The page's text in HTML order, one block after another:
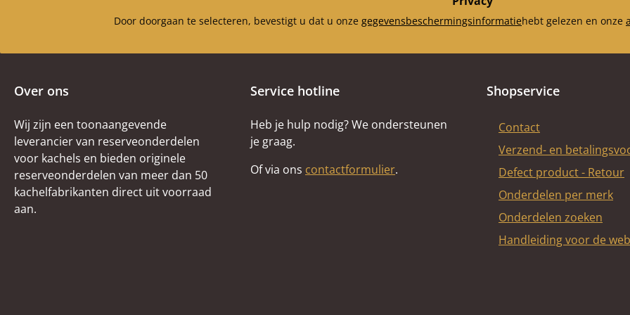
Door doorgaan te selecteren, bevestigt u dat u onze gegevensbeschermingsinformatiehebt gelezen en onze
Over ons
Wij zijn een toonaangevende
leverancier van reserveonderdelen
voor kachels en bieden originele
reserveonderdelen van meer dan 50
kachelfabrikanten direct uit voorraad
aan.
Service hotline
Heb je hulp nodig? We ondersteunen
je graag.
Of via ons contactformulier.
Shopservice
Contact
Verzend- en
Defect product - Retour
Onderdelen per merk
Onderdelen zoeken
Handleiding voor de